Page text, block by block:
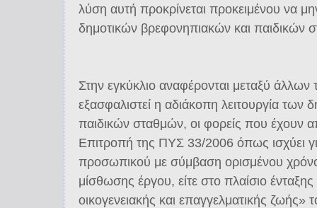
λύση αυτή προκρίνεται προκειμένου να
δημοτικών βρεφονηπιακών και παιδικών
Στην εγκύκλιο αναφέρονται μεταξύ άλλων
εξασφαλιστεί η αδιάκοπη λειτουργία των
παιδικών σταθμών, οι φορείς που έχουν
Επιτροπή της ΠΥΣ 33/2006 όπως ισχύει
προσωπικού με σύμβαση ορισμένου
μίσθωσης έργου, είτε στο πλαίσιο
οικογενειακής και επαγγελματικής ζωής»